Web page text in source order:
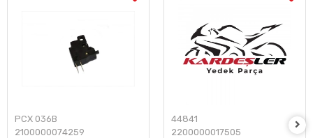
PCX 036B
2100000074259
44841
2200000017505